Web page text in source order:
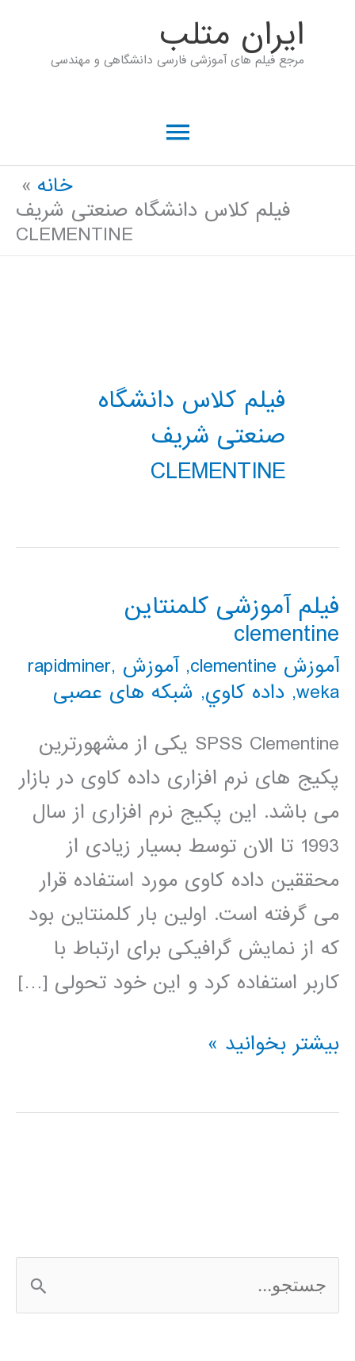
ايران متلب
مرجع فیلم های آموزشی فارسی دانشگاهی و مهندسی
فهرست
خانه
فیلم کلاس دانشگاه صنعتی شریف
CLEMENTINE
فیلم کلاس دانشگاه
صنعتی شریف
CLEMENTINE
فیلم آموزشی کلمنتاین
clementine
آموزش clementine ,آموزش rapidminer ,
weka
, داده كاوي, شبکه های عصبی
SPSS Clementine یکی از مشهورترین
پکیج های نرم افزاری داده کاوی در بازار
می باشد. این پکیج نرم افزاری از سال
1993 تا الان توسط بسیار زیادی از
محققین داده کاوی مورد استفاده قرار
می گرفته است. اولین بار کلمنتاین بود
که از نمایش گرافیکی برای ارتباط با
کاربر استفاده کرد و این خود تحولی […]
فیلم
کلمنتاین
بیشتر بخوانید »
س